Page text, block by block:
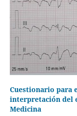
Cuestionario para
interpretación del
Medicina